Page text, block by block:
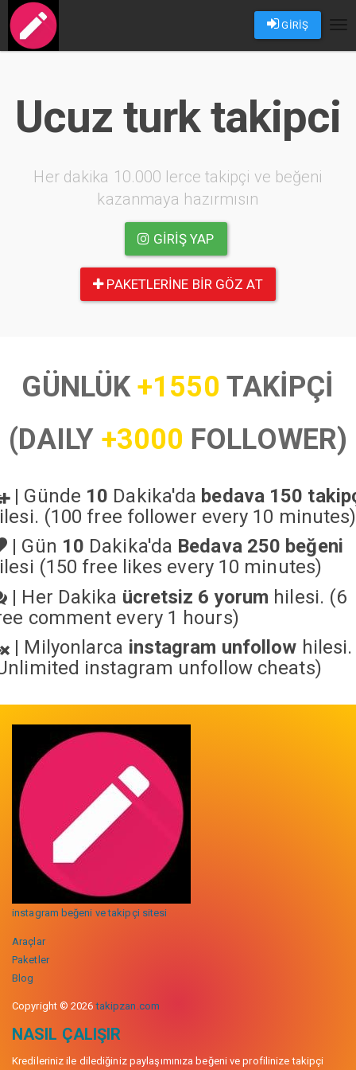
GİRİŞ
Ucuz turk takipci
Her dakika 10.000 lerce takipçi ve beğeni
kazanmaya hazırmısın
GIRIŞ YAP
PAKETLERINE BIR GÖZ AT
GÜNLÜK+1550 TAKİPÇİ
(DAILY +3000 FOLLOWER)
| Günde 10 Dakika'da bedava 150
(100 free follower every 10 minutes)
| Gün 10 Dakika'da Bedava 250 beğeni
(150 free likes every 10 minutes)
| Her Dakika ücretsiz 6 yorum hilesi. (6
comment every 1 hours)
| Milyonlarca instagram unfollow hilesi.
instagram unfollow cheats)
instagram beğeni ve takipçi sitesi
Araçlar
Paketler
Blog
Copyright © 2026takipzan.com
NASIL ÇALIŞIR
Kredileriniz ile dilediğiniz paylaşımınıza beğeni ve profilinize takipçi